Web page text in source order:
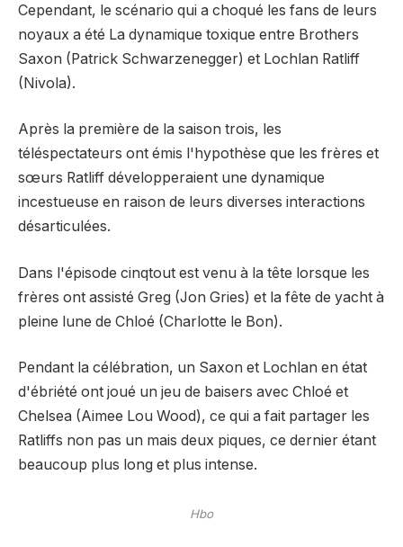
Cependant, le scénario qui a choqué les fans de leurs
noyaux a été La dynamique toxique entre Brothers
Saxon (Patrick Schwarzenegger) et Lochlan Ratliff
(Nivola).
Après la première de la saison trois, les
téléspectateurs ont émis l'hypothèse que les frères et
sœurs Ratliff développeraient une dynamique
incestueuse en raison de leurs diverses interactions
désarticulées.
Dans l'épisode cinqtout est venu à la tête lorsque les
frères ont assisté Greg (Jon Gries) et la fête de yacht à
pleine lune de Chloé (Charlotte le Bon).
Pendant la célébration, un Saxon et Lochlan en état
d'ébriété ont joué un jeu de baisers avec Chloé et
Chelsea (Aimee Lou Wood), ce qui a fait partager les
Ratliffs non pas un mais deux piques, ce dernier étant
beaucoup plus long et plus intense.
Hbo